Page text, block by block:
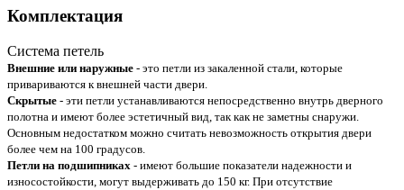
Комплектация
Система петель
Внешние или наружные - это петли из закаленной стали, которые
привариваются к внешней части двери.
Скрытые - эти петли устанавливаются непосредственно внутрь дверного
полотна и имеют более эстетичный вид, так как не заметны снаружи.
Основным недостатком можно считать невозможность открытия двери
более чем на 100 градусов.
Петли на подшипниках - имеют большие показатели надежности и
износостойкости, могут выдерживать до 150 кг. При отсутствие